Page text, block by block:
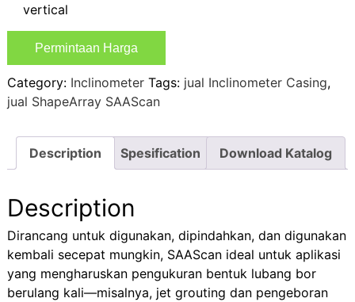
vertical
Permintaan Harga
Category: Inclinometer Tags: jual Inclinometer Casing,
jual ShapeArray SAAScan
Description Spesification Download Katalog
Description
Dirancang untuk digunakan, dipindahkan, dan digunakan
kembali secepat mungkin, SAAScan ideal untuk aplikasi
yang mengharuskan pengukuran bentuk lubang bor
berulang kali—misalnya, jet grouting dan pengeboran